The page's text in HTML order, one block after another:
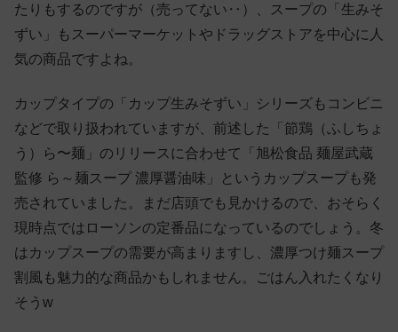
たりもするのですが（売ってない‥）、スープの「生みそ
ずい」もスーパーマーケットやドラッグストアを中心に人
気の商品ですよね。
カップタイプの「カップ生みそずい」シリーズもコンビニ
などで取り扱われていますが、前述した「節鶏（ふしちょ
う）ら〜麺」のリリースに合わせて「旭松食品 麺屋武蔵
監修 ら～麺スープ 濃厚醤油味」というカップスープも発
売されていました。まだ店頭でも見かけるので、おそらく
現時点ではローソンの定番品になっているのでしょう。冬
はカップスープの需要が高まりますし、濃厚つけ麺スープ
割風も魅力的な商品かもしれません。ごはん入れたくなり
そうw